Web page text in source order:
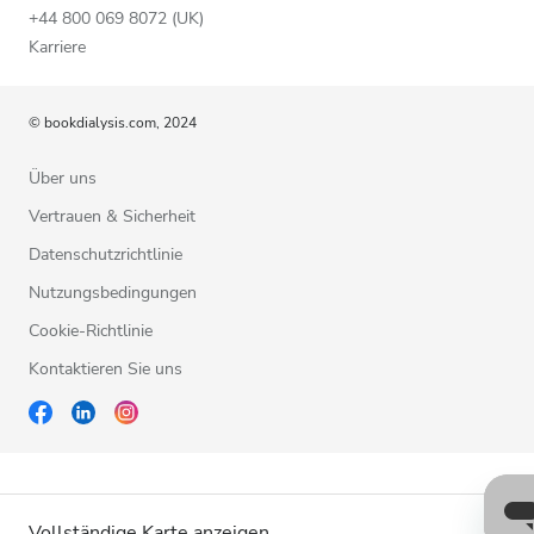
+44 800 069 8072 (UK)
Karriere
© bookdialysis.com, 2024
Über uns
Vertrauen & Sicherheit
Datenschutzrichtlinie
Nutzungsbedingungen
Cookie-Richtlinie
Kontaktieren Sie uns